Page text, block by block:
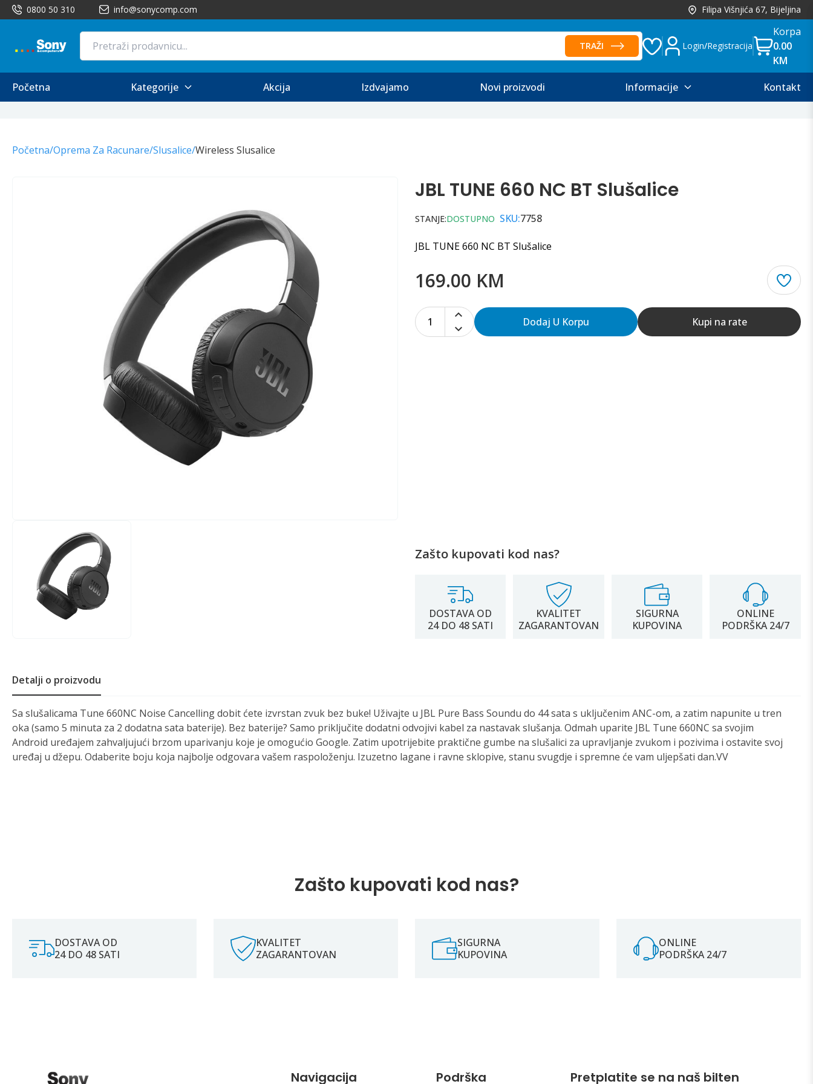
0800 50 310 info@sonycomp.com Filipa Višnjića 67, Bijeljina
TRAŽI Login/Registracija
Korpa
0.00
KM
Početna
Kategorije Akcija Izdvajamo Novi proizvodi Informacije Kontakt
Početna/Oprema Za Racunare/Slusalice/Wireless Slusalice
JBL TUNE 660 NC BT Slušalice
STANJE:DOSTUPNO SKU:7758
JBL TUNE 660 NC BT Slušalice
169.00 KM
1 Dodaj U Korpu Kupi na rate
Zašto kupovati kod nas?
DOSTAVA OD
24 DO 48 SATI
KVALITET
ZAGARANTOVAN
SIGURNA
KUPOVINA
ONLINE
PODRŠKA 24/7
Detalji o proizvodu
Sa slušalicama Tune 660NC Noise Cancelling dobit ćete izvrstan zvuk bez buke! Uživajte u JBL Pure Bass Soundu do 44 sata s uključenim ANC-om, a zatim napunite u tren
oka (samo 5 minuta za 2 dodatna sata baterije). Bez baterije? Samo priključite dodatni odvojivi kabel za nastavak slušanja. Odmah uparite JBL Tune 660NC sa svojim
Android uređajem zahvaljujući brzom uparivanju koje je omogućio Google. Zatim upotrijebite praktične gumbe na slušalici za upravljanje zvukom i pozivima i ostavite svoj
uređaj u džepu. Odaberite boju koja najbolje odgovara vašem raspoloženju. Izuzetno lagane i ravne sklopive, stanu svugdje i spremne će vam uljepšati dan.VV
Zašto kupovati kod nas?
DOSTAVA OD
24 DO 48 SATI
KVALITET
ZAGARANTOVAN
SIGURNA
KUPOVINA
ONLINE
PODRŠKA 24/7
Navigacija Podrška Pretplatite se na naš bilten